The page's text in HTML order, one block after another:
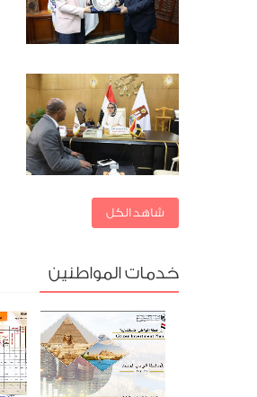
شاهد الكل
خدمات المواطنين